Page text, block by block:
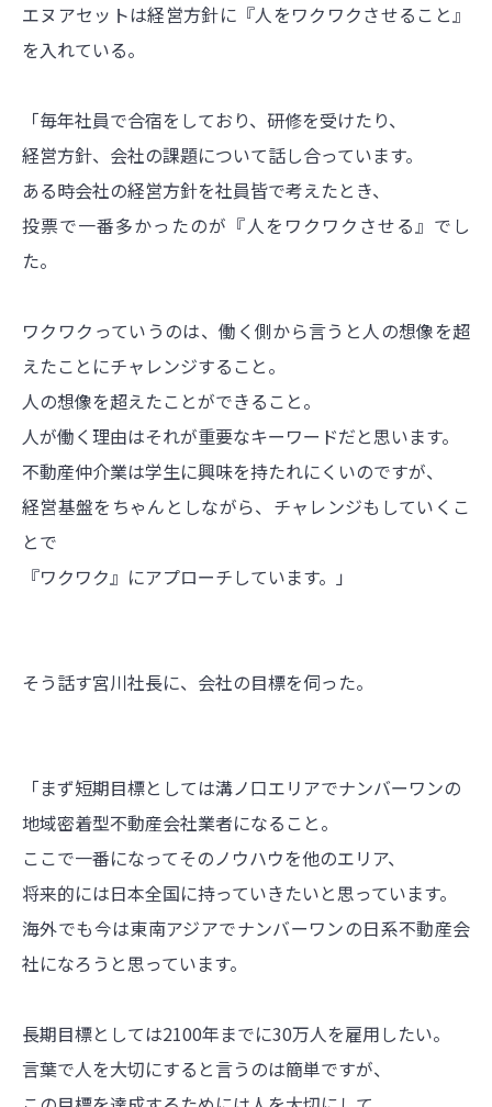
エヌアセットは経営方針に『人をワクワクさせること』
を入れている。
「毎年社員で合宿をしており、研修を受けたり、
経営方針、会社の課題について話し合っています。
ある時会社の経営方針を社員皆で考えたとき、
投票で一番多かったのが『人をワクワクさせる』でし
た。
ワクワクっていうのは、働く側から言うと人の想像を超
えたことにチャレンジすること。
人の想像を超えたことができること。
人が働く理由はそれが重要なキーワードだと思います。
不動産仲介業は学生に興味を持たれにくいのですが、
経営基盤をちゃんとしながら、チャレンジもしていくこ
とで
『ワクワク』にアプローチしています。」
そう話す宮川社長に、会社の目標を伺った。
「まず短期目標としては溝ノ口エリアでナンバーワンの
地域密着型不動産会社業者になること。
ここで一番になってそのノウハウを他のエリア、
将来的には日本全国に持っていきたいと思っています。
海外でも今は東南アジアでナンバーワンの日系不動産会
社になろうと思っています。
長期目標としては2100年までに30万人を雇用したい。
言葉で人を大切にすると言うのは簡単ですが、